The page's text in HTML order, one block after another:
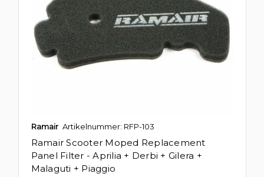
Ramair Artikelnummer: RFP-103
Ramair Scooter Moped Replacement
Panel Filter - Aprilia + Derbi + Gilera +
Malaguti + Piaggio